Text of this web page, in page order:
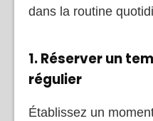
dans la routine
1. Réserver un
régulier
Établissez un